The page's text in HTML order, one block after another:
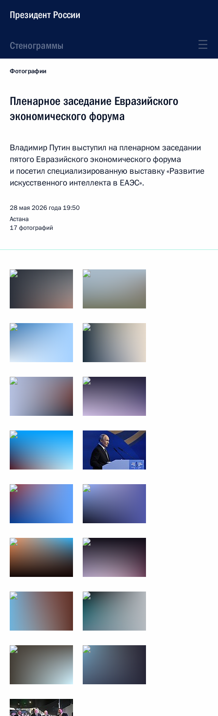
Президент России
Стенограммы
Фотографии
Пленарное заседание Евразийского
экономического форума
Владимир Путин выступил на пленарном заседании
пятого Евразийского экономического форума
и посетил специализированную выставку «Развитие
искусственного интеллекта в ЕАЭС».
28 мая 2026 года 19:50
Астана
17 фотографий